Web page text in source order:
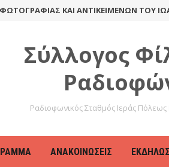
ΚΑΙ ΑΝΤΙΚΕΙΜΈΝΩΝ ΤΟΥ
Σύλλογος
Ραδιοφωνικός Σταθμός Ιεράς
ΑΝΑΚΟΙΝΏΣΕΙΣ